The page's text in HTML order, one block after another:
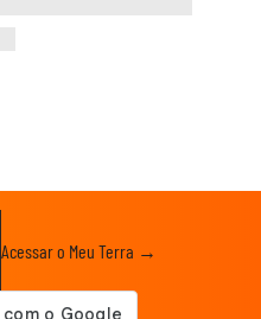
Acessar o Meu Terra →